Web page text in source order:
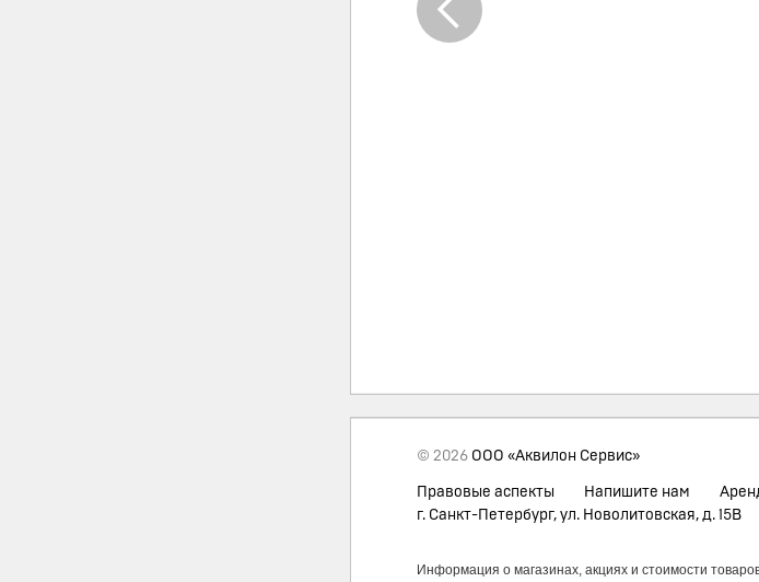
© 2026 ООО «Аквилон Сервис»
Правовые аспекты Напишите нам
г. Санкт-Петербург, ул. Новолитовская, д. 15В
Информация о магазинах, акциях и стоимости